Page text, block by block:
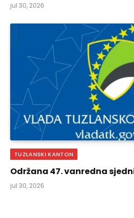
jul 30, 2026
TUZLANSKI KANTON
Održana 47. vanredna
jul 30, 2026